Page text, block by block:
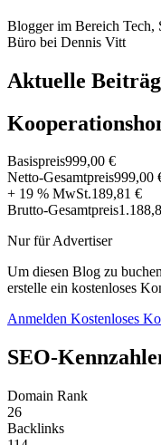
Blogger im Bereich Tech,
Büro bei Dennis Vitt
Aktuelle
Basispreis999,00 €
Netto-Gesamtpreis999,00
+ 19 % MwSt.189,81 €
Brutto-Gesamtpreis
Nur für Advertiser
Um diesen Blog zu
erstelle ein kostenloses
Anmelden Kostenloses
SEO-
Domain Rank
26
Backlinks